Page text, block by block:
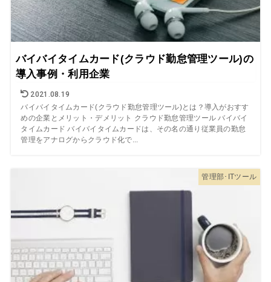
バイバイタイムカード(クラウド勤怠管理ツール)の
導入事例・利用企業
2021.08.19
バイバイタイムカード(クラウド勤怠管理ツール)とは？導入がおすす
めの企業とメリット・デメリット クラウド勤怠管理ツール バイバイ
タイムカード バイバイタイムカードは、その名の通り従業員の勤怠
管理をアナログからクラウド化で...
管理部･ITツール